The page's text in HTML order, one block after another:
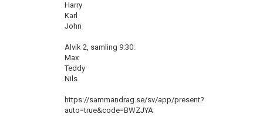
Harry
Karl
John
Alvik 2, samling 9:30:
Max
Teddy
Nils
https://sammandrag.se/sv/app/present?
auto=true&code=BWZJYA